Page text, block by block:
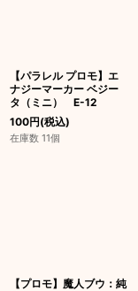
【パラレル プロモ】エ
ナジーマーカー ベジー
タ（ミニ） E-12
100円(税込)
在庫数 11個
【プロモ】魔人ブウ：純